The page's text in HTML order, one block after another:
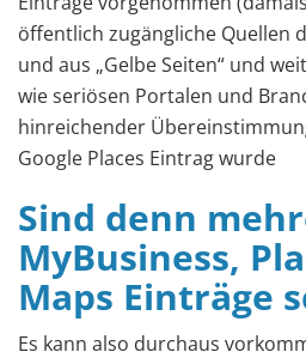
öffentlich zugängliche Quellen
und aus „Gelbe Seiten“ und
wie seriösen Portalen und
hinreichender
Google Places Eintrag wurde
Sind denn
MyBusiness,
Maps Einträge
Es kann also durchaus